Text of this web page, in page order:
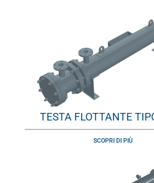
TESTA FLOTTANTE
SCOPRI DI PIÙ